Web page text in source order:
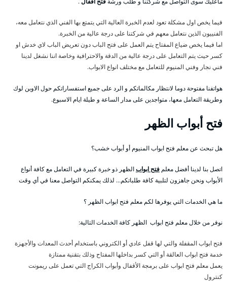
فيما يخص اول مشكلة تعود لعدم الخبرة العالية التي يتمتع بها الفني الذي نتعامل معه،
الفنييون الذين نتعامل معهم في شركتنا على درجة عالية من الخبرة.
اما فيما يخص ضياع المفتاح يتم العمل على فتح الباب دون تعريض الباب لاي خدش او
كسر حيث يتم التعامل على درجة عالية من الدقة والاحترافية وخاصة اننا نشغل لدينا
فني نجار وفني المنيوم للتعامل مع مختلف انواع الابواب.
هواتفنا مفتوحة دوما لانتظار مكالماتكم و الرد على جميع استفساراتكم حول الاوبن لوك
وطريقة التعامل معها، متواجدين على مدار الساعة و طيلة ايام الاسبوع.
فتح أبواب الظهر
هل تبحث عن معلم فتح ابواب المنيوم أو أبواب خشب؟
اتصل بنا لدينا أفضل معلمفتح ابوابالظهر ذو خبرة كبيرة في التعامل مع كافة أنواع
الأبواب ونحن جاهزون لتلبية كافة طلباتكم… لذلك يمكنكم التواصل معنا في أي وقت
ما هي الخدمات التي يوفرها لكم معلم فتح ابواب الظهر ؟
نوفر من خلال معلم فتح ابواب الظهر كافة الخدمات التالية:
فتح ابواب المقفلة والتي لها قفل عادي أو الكتروني باستخدام أحدث المعدات والأجهزة
خدمة فتح ابواب العالقة أو التي كسر بداخلها المفتاح وذلك بتقنية ممتازة
يعمل معلم فتح ابواب على برمجة الأقفال وأبواب الكراج التي تعمل على ريمونت
كنترول